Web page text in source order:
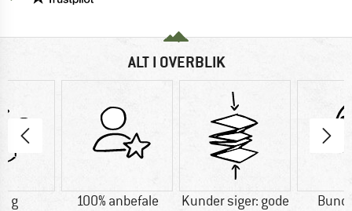
ALT I OVERBLIK
g 100% anbefale
Kunder siger: gode